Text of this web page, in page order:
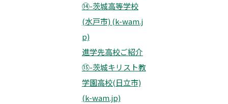
⑭-茨城高等学校
(水戸市) (k-wam.j
p)
進学先高校ご紹介
⑮-茨城キリスト教
学園高校(日立市)
(k-wam.jp)